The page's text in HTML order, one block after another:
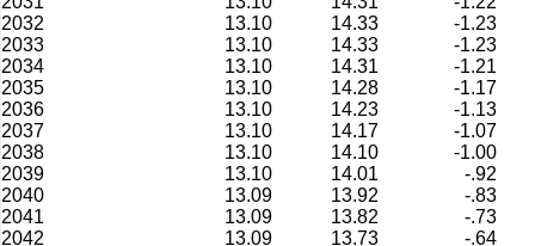
2032
13.10 14.33
-1.23
2033
13.10 14.33
-1.23
2034
13.10 14.31
-1.21
2035
13.10 14.28
-1.17
2036
13.10 14.23
-1.13
2037
13.10 14.17
-1.07
2038
13.10 14.10
-1.00
2039
13.10 14.01
-.92
2040
13.09 13.92
-.83
2041
13.09 13.82
-.73
2042
13.09 13.73
-.64